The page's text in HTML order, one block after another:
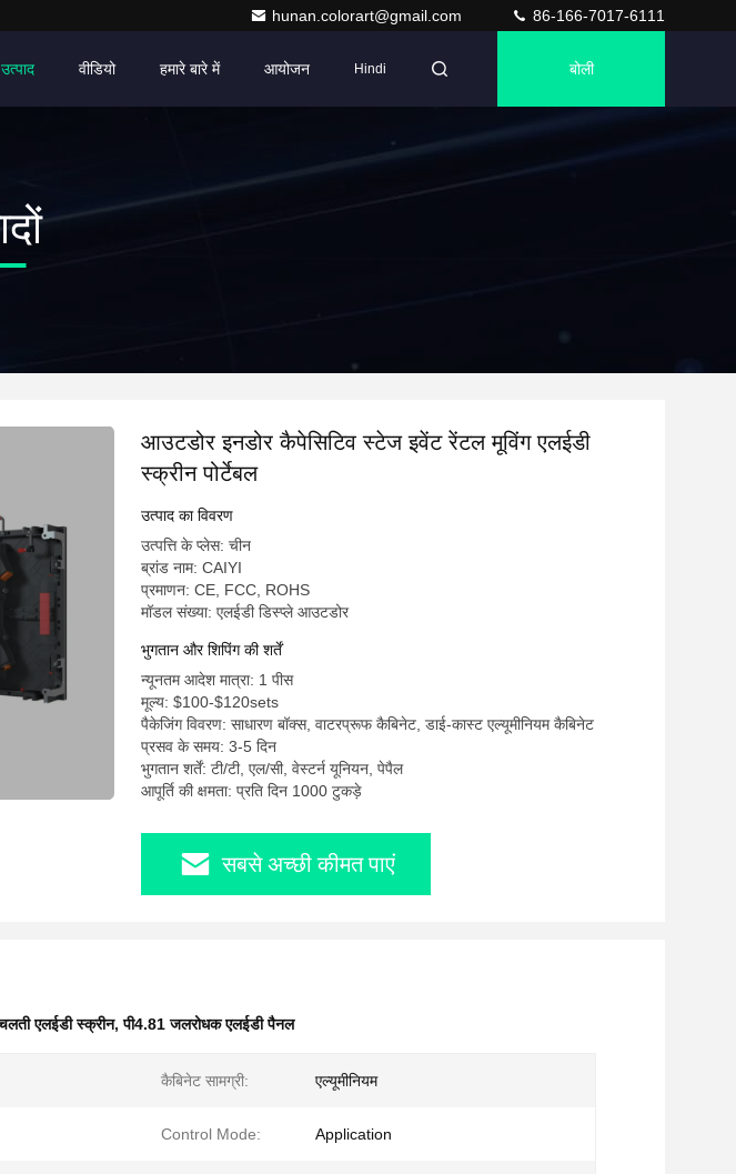
hunan.colorart@gmail.com 86-166-7017-6111
उत्पाद वीडियो हमारे बारे में आयोजन Hindi बोली
आउटडोर इनडोर कैपेसिटिव स्टेज इवेंट रेंटल मूविंग एलईडी
स्क्रीन पोर्टेबल
उत्पाद का विवरण
उत्पत्ति के प्लेस: चीन
ब्रांड नाम: CAIYI
प्रमाणन: CE, FCC, ROHS
मॉडल संख्या: एलईडी डिस्प्ले आउटडोर
भुगतान और शिपिंग की शर्तें
न्यूनतम आदेश मात्रा: 1 पीस
मूल्य: $100-$120sets
पैकेजिंग विवरण: साधारण बॉक्स, वाटरप्रूफ कैबिनेट, डाई-कास्ट एल्यूमीनियम कैबिनेट
प्रसव के समय: 3-5 दिन
भुगतान शर्तें: टी/टी, एल/सी, वेस्टर्न यूनियन, पेपैल
आपूर्ति की क्षमता: प्रति दिन 1000 टुकड़े
सबसे अच्छी कीमत पाएं
एलईडी स्क्रीन,पी4.81 जलरोधक एलईडी पैनल
कैबिनेट सामग्री: एल्यूमीनियम
Control Mode: Application